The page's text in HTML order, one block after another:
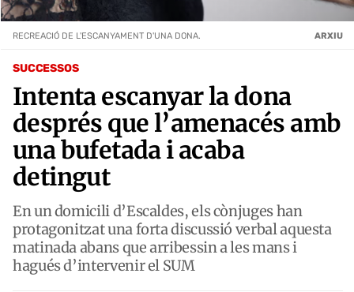
SUCCESSOS
Intenta escanyar la dona
després que l’amenacés amb
una bufetada i acaba
detingut
En un domicili d’Escaldes, els cònjuges han
protagonitzat una forta discussió verbal aquesta
matinada abans que arribessin a les mans i
hagués d’intervenir el SUM
RECREACIÓ DE L'ESCANYAMENT D'UNA DONA. ARXIU